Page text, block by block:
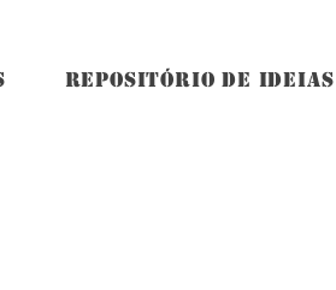
REPOSITÓRIO DE IDEIAS